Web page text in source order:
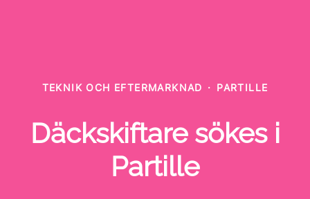
TEKNIK OCH EFTERMARKNAD · PARTILLE
Däckskiftare sökes i
Partille